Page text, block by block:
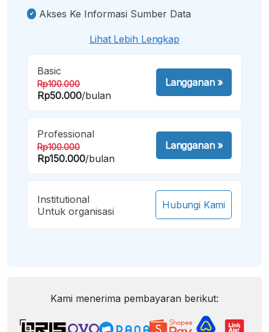
Akses Ke Informasi Sumber Data
Lihat Lebih Lengkap
Basic
Rp100.000
Rp50.000/bulan
Langganan»
Professional
Rp100.000
Rp150.000/bulan
Langganan»
Institutional
Untuk organisasi
Hubungi Kami
Kami menerima pembayaran berikut: